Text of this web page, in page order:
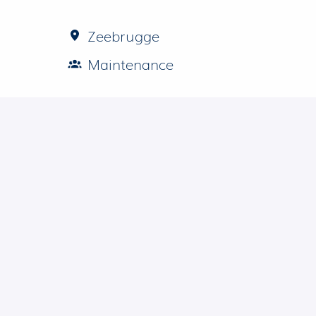
Zeebrugge
Maintenance